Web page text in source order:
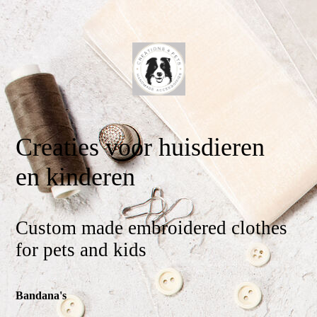
Creaties voor huisdieren
en kinderen
Custom made embroidered clothes
for pets and kids
Bandana's